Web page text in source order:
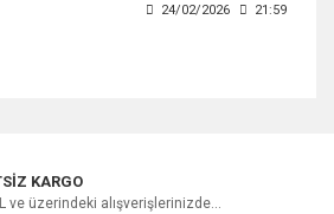
24/02/2026 21:59
KARGO
ve üzerindeki alışverişlerinizde...